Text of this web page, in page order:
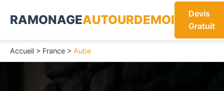
RAMONAGEAUTOURDEMOI
Devis
Gratuit
Accueil > France > Aube